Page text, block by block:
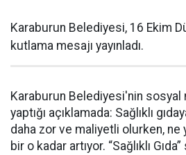
Karaburun Belediyesi, 16 Ekim
kutlama mesajı yayınladı.
Karaburun Belediyesi'nin sosyal
yaptığı açıklamada: Sağlıklı
daha zor ve maliyetli olurken, ne
bir o kadar artıyor. “Sağlıklı